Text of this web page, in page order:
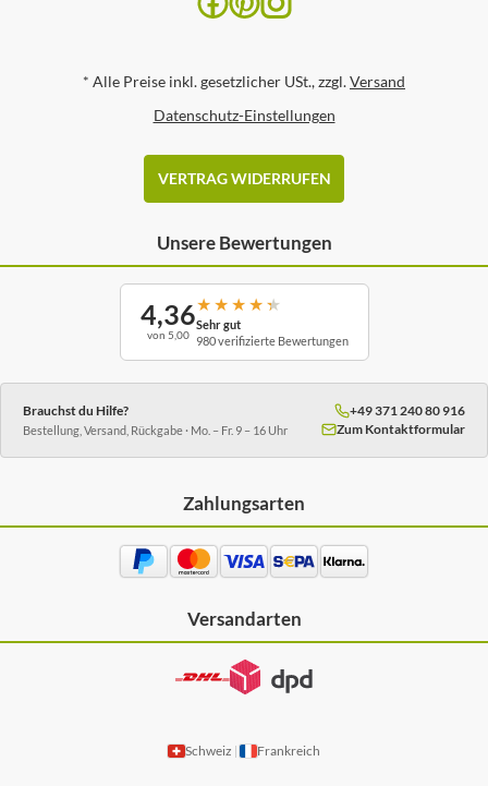
* Alle Preise inkl. gesetzlicher USt., zzgl.Versand
Datenschutz-Einstellungen
VERTRAG WIDERRUFEN
Unsere Bewertungen
4,36
von 5,00
★ ★ ★ ★ ★
Sehr gut
980 verifizierte Bewertungen
Brauchst du Hilfe?
Bestellung, Versand, Rückgabe · Mo. – Fr. 9 – 16 Uhr
+49 371 240 80 916
Zum Kontaktformular
Zahlungsarten
Versandarten
Schweiz Frankreich